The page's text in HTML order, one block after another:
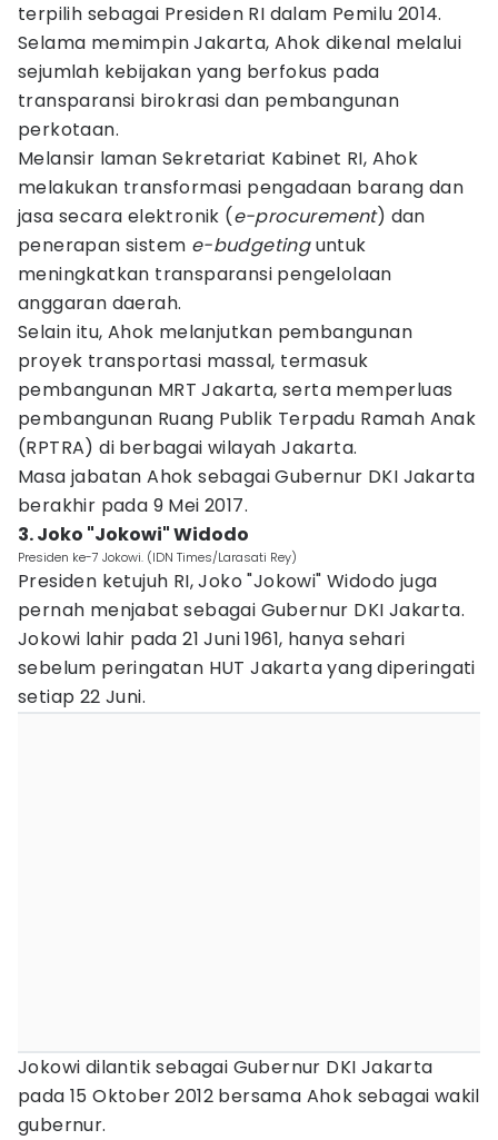
terpilih sebagai Presiden RI dalam Pemilu 2014.
Selama memimpin Jakarta, Ahok dikenal melalui
sejumlah kebijakan yang berfokus pada
transparansi birokrasi dan pembangunan
perkotaan.
Melansir laman Sekretariat Kabinet RI, Ahok
melakukan transformasi pengadaan barang dan
jasa secara elektronik (e-procurement) dan
penerapan sistem e-budgetinguntuk
meningkatkan transparansi pengelolaan
anggaran daerah.
Selain itu, Ahok melanjutkan pembangunan
proyek transportasi massal, termasuk
pembangunan MRT Jakarta, serta memperluas
pembangunan Ruang Publik Terpadu Ramah Anak
(RPTRA) di berbagai wilayah Jakarta.
Masa jabatan Ahok sebagai Gubernur DKI Jakarta
berakhir pada 9 Mei 2017.
3. Joko "Jokowi" Widodo
Presiden ke-7 Jokowi. (IDN Times/Larasati Rey)
Presiden ketujuh RI, Joko "Jokowi" Widodo juga
pernah menjabat sebagai Gubernur DKI Jakarta.
Jokowi lahir pada 21 Juni 1961, hanya sehari
sebelum peringatan HUT Jakarta yang diperingati
setiap 22 Juni.
Jokowi dilantik sebagai Gubernur DKI Jakarta
pada 15 Oktober 2012 bersama Ahok sebagai wakil
gubernur.